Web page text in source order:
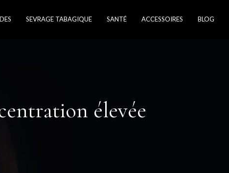
SEVRAGE TABAGIQUE SANTÉ ACCESSOIRES BLOG
élevée